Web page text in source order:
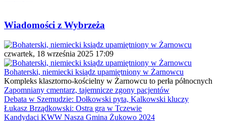
Wiadomości z Wybrzeża
czwartek, 18 września 2025 17:09
Bohaterski, niemiecki ksiądz upamiętniony w Żarnowcu
Kompleks klasztorno-kościelny w Żarnowcu to perła północnych
Zapomniany cmentarz, tajemnicze zgony pacjentów
Debata w Szemudzie: Dołkowski pyta, Kalkowski kluczy
Łukasz Brządkowski: Ostra gra w Tczewie
Kandydaci KWW Nasza Gmina Żukowo 2024